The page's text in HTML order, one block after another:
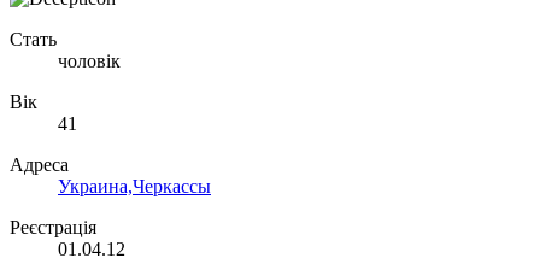
Стать
чоловік
Вік
41
Адреса
Украина,Черкассы
Реєстрація
01.04.12